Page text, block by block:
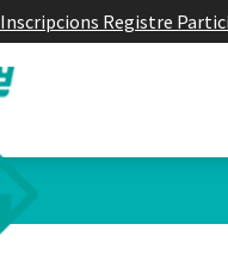
Inscripcions Registre